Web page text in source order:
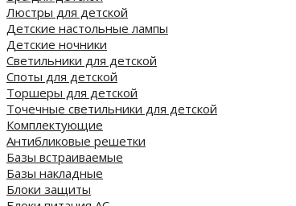
Люстры для детской
Детские настольные лампы
Детские ночники
Светильники для детской
Споты для детской
Торшеры для детской
Точечные светильники для детской
Комплектующие
Антибликовые решетки
Базы встраиваемые
Базы накладные
Блоки защиты